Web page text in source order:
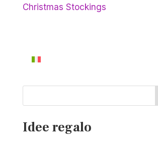
Christmas Stockings
Idee regalo